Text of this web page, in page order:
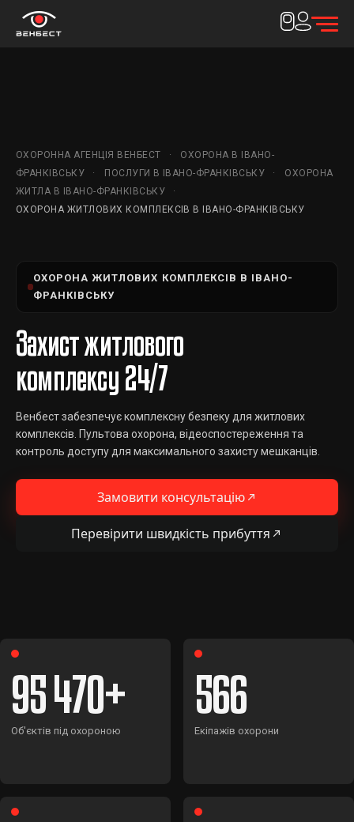
ОХОРОННА АГЕНЦІЯ ВЕНБЕСТ
ОХОРОНА В ІВАНО-
ФРАНКІВСЬКУ
ПОСЛУГИ В ІВАНО-ФРАНКІВСЬКУ
ОХОРОНА
ЖИТЛА В ІВАНО-ФРАНКІВСЬКУ
ОХОРОНА ЖИТЛОВИХ КОМПЛЕКСІВ В ІВАНО-ФРАНКІВСЬКУ
ОХОРОНА ЖИТЛОВИХ КОМПЛЕКСІВ В ІВАНО-
ФРАНКІВСЬКУ
Захист житлового
комплексу 24/7
Венбест забезпечує комплексну безпеку для житлових
комплексів. Пультова охорона, відеоспостереження та
контроль доступу для максимального захисту мешканців.
Замовити консультацію
Перевірити швидкість прибуття
95 470
Об'єктів під охороною
566
Екіпажів охорони